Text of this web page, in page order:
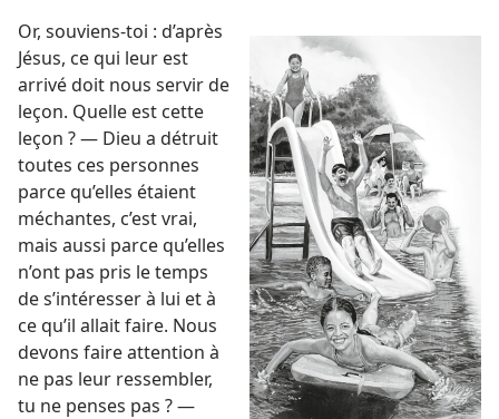
Or, souviens-​toi : d’après
Jésus, ce qui leur est
arrivé doit nous servir de
leçon. Quelle est cette
leçon ? — Dieu a détruit
toutes ces personnes
parce qu’elles étaient
méchantes, c’est vrai,
mais aussi parce qu’elles
n’ont pas pris le temps
de s’intéresser à lui et à
ce qu’il allait faire. Nous
devons faire attention à
ne pas leur ressembler,
tu ne penses pas ? —